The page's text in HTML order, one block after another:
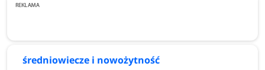
średniowiecze i nowożytność